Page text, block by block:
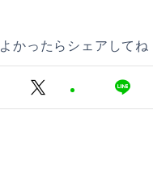
よかったらシェアしてね